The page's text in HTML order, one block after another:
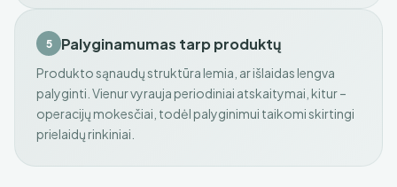
5 Palyginamumas tarp produktų
Produkto sąnaudų struktūra lemia, ar išlaidas lengva
palyginti. Vienur vyrauja periodiniai atskaitymai, kitur –
operacijų mokesčiai, todėl palyginimui taikomi skirtingi
prielaidų rinkiniai.